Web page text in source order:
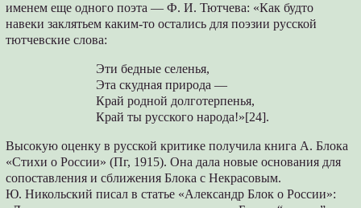
именем еще одного поэта — Ф. И. Тютчева: «Как будто
навеки заклятьем каким-то остались для поэзии русской
тютчевские слова:
Эти бедные селенья,
Эта скудная природа —
Край родной долготерпенья,
Край ты русского народа!»[24].
Высокую оценку в русской критике получила книга А. Блока
«Стихи о России» (Пг, 1915). Она дала новые основания для
сопоставления и сближения Блока с Некрасовым.
Ю. Никольский писал в статье «Александр Блок о России»: